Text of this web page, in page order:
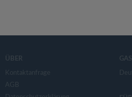
ÜBER
Kontaktanfrage
AGB